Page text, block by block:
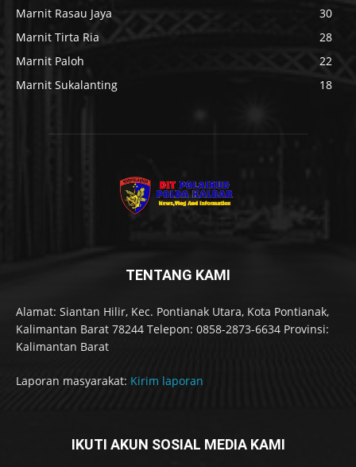
Marnit Rasau Jaya
30
Marnit Tirta Ria
28
Marnit Paloh
22
Marnit Sukalanting
18
TENTANG KAMI
Alamat: Siantan Hilir, Kec. Pontianak Utara, Kota Pontianak,
Kalimantan Barat 78244 Telepon: 0858-2873-6634 Provinsi:
Kalimantan Barat
Laporan masyarakat: Kirim laporan
IKUTI AKUN SOSIAL MEDIA KAMI